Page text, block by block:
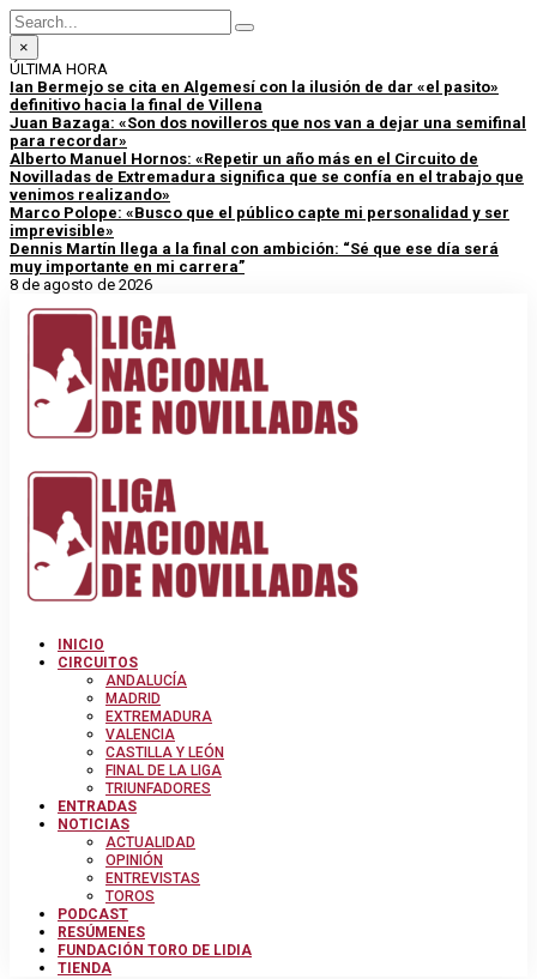
×
ÚLTIMA HORA
Ian Bermejo se cita en Algemesí con la ilusión de dar «el pasito»
definitivo hacia la final de Villena
Juan Bazaga: «Son dos novilleros que nos van a dejar una semifinal
para recordar»
Alberto Manuel Hornos: «Repetir un año más en el Circuito de
Novilladas de Extremadura significa que se confía en el trabajo que
venimos realizando»
Marco Polope: «Busco que el público capte mi personalidad y ser
imprevisible»
Dennis Martín llega a la final con ambición: “Sé que ese día será
muy importante en mi carrera”
8 de agosto de 2026
INICIO
CIRCUITOS
ANDALUCÍA
MADRID
EXTREMADURA
VALENCIA
CASTILLA Y LEÓN
FINAL DE LA LIGA
TRIUNFADORES
ENTRADAS
NOTICIAS
ACTUALIDAD
OPINIÓN
ENTREVISTAS
TOROS
PODCAST
RESÚMENES
FUNDACIÓN TORO DE LIDIA
TIENDA